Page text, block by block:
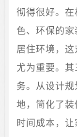
彻得很好。
色、环保的
居住环境，
尤为重要。
务。从设计
地，简化了
时间成本，让